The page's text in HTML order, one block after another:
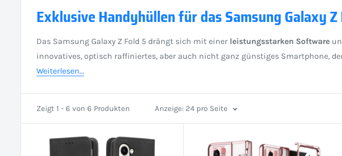
Exklusive Handyhüllen für das Samsung Galaxy Z
Das Samsung Galaxy Z Fold 5 drängt sich mit einer leistungsstarken Software
innovatives, optisch raffiniertes, aber auch nicht ganz günstiges Smartphone,
Weiterlesen...
Zeigt 1 - 6 von 6 Produkten Anzeige: 24 pro Seite